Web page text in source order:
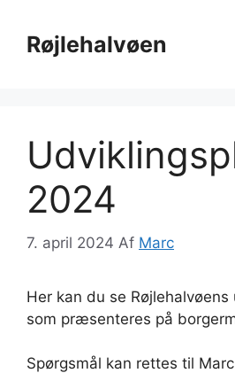
indholdRøjlehalvøen
2024
7. april 2024 Af Marc
Her kan du se Røjlehalvøens
som præsenteres på
Spørgsmål kan rettes til